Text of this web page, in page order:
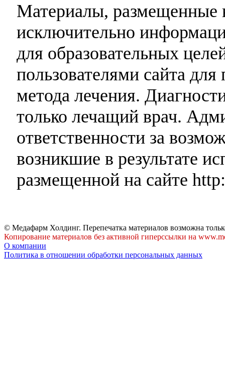
Материалы, размещенные
исключительно
для образовательных
пользователями сайта
метода лечения.
только лечащий врач.
ответственности за
возникшие в результате
размещенной на сайте
© Медафарм Холдинг. Перепечатка материалов возможна
Копирование материалов без активной гиперссылки на
О компании
Политика в отношении обработки персональных данных